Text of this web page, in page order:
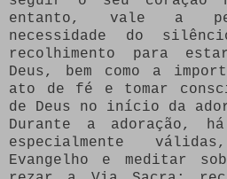
entanto, vale a
necessidade do
recolhimento para
Deus, bem como a
ato de fé e tomar
de Deus no início da
Durante a adoração, há
especialmente
Evangelho e meditar